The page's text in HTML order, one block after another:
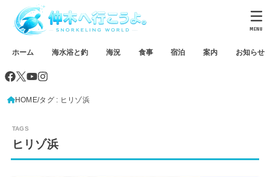
ホーム 海水浴と釣 海況 食事 宿泊 案内 お知らせ
MENU
HOME タグ : ヒリゾ浜
ヒリゾ浜